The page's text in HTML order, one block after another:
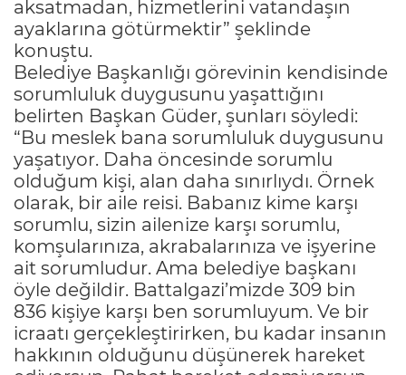
aksatmadan, hizmetlerini vatandaşın
ayaklarına götürmektir” şeklinde
konuştu.
Belediye Başkanlığı görevinin kendisinde
sorumluluk duygusunu yaşattığını
belirten Başkan Güder, şunları söyledi:
“Bu meslek bana sorumluluk duygusunu
yaşatıyor. Daha öncesinde sorumlu
olduğum kişi, alan daha sınırlıydı. Örnek
olarak, bir aile reisi. Babanız kime karşı
sorumlu, sizin ailenize karşı sorumlu,
komşularınıza, akrabalarınıza ve işyerine
ait sorumludur. Ama belediye başkanı
öyle değildir. Battalgazi’mizde 309 bin
836 kişiye karşı ben sorumluyum. Ve bir
icraatı gerçekleştirirken, bu kadar insanın
hakkının olduğunu düşünerek hareket